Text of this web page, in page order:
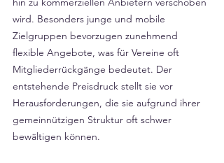
wird. Besonders junge und mobile
Zielgruppen bevorzugen zunehmend
flexible Angebote, was für Vereine oft
Mitgliederrückgänge bedeutet. Der
entstehende Preisdruck stellt sie vor
Herausforderungen, die sie aufgrund ihrer
gemeinnützigen Struktur oft schwer
bewältigen können.